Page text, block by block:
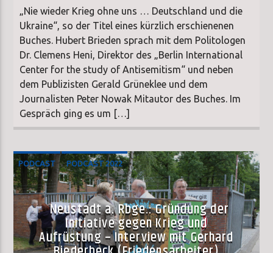
„Nie wieder Krieg ohne uns … Deutschland und die
Ukraine“, so der Titel eines kürzlich erschienenen
Buches. Hubert Brieden sprach mit dem Politologen
Dr. Clemens Heni, Direktor des „Berlin International
Center for the study of Antisemitism“ und neben
dem Publizisten Gerald Grüneklee und dem
Journalisten Peter Nowak Mitautor des Buches. Im
Gespräch ging es um […]
PODCAST PODCAST 2022
Neustadt a. Rbge.: Gründung der
Initiative gegen Krieg und
Aufrüstung – Interview mit Gerhard